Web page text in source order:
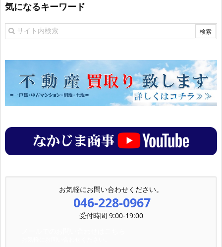
気になるキーワード
お気軽にお問い合わせください。
046-228-0967
受付時間 9:00-19:00